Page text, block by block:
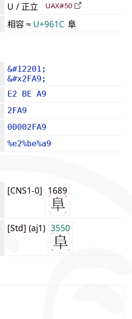
U / 正立 UAX#50
相容 ≈ U+961C 阜
&#12201;
&#x2FA9;
E2 BE A9
2FA9
00002FA9
%e2%be%a9
[CNS1-0] 1689
[Std] (aj1) 3550